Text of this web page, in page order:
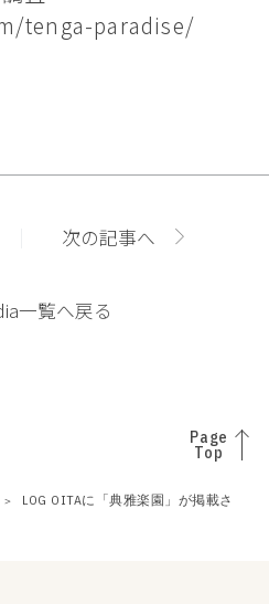
tenga-paradise/
一覧へ戻る
次の記事へ
Page
Top
LOG OITAに「典雅楽園」が掲載さ